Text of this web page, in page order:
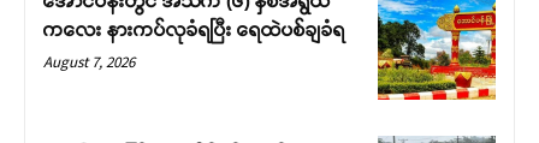
ကလေး နားကပ်လုခံရပြီး ရေထဲပစ်ချခံရ
August 7, 2026